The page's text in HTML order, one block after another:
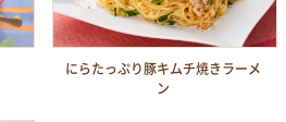
にらたっぷり豚キムチ焼きラーメ
ン